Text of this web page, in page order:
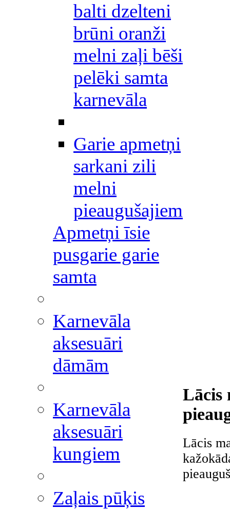
balti dzelteni
brūni oranži
melni zaļi bēši
pelēki samta
karnevāla
Garie apmetņi
sarkani zili
melni
pieaugušajiem
Apmetņi īsie
pusgarie garie
samta
Karnevāla
aksesuāri
dāmām
Karnevāla
aksesuāri
kungiem
Zaļais pūķis
Lācis
Lācis